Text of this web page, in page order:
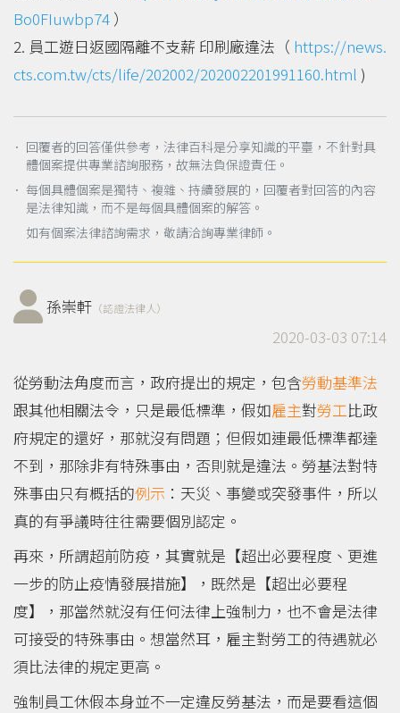
Bo0FIuwbp74 ）
2. 員工遊日返國隔離不支薪 印刷廠違法（ https://news.
cts.com.tw/cts/life/202002/202002201991160.html )
． 回覆者的回答僅供參考，法律百科是分享知識的平臺，不針對具
體個案提供專業諮詢服務，故無法負保證責任。
． 每個具體個案是獨特、複雜、持續發展的，回覆者對回答的內容
是法律知識，而不是每個具體個案的解答。
如有個案法律諮詢需求，敬請洽詢專業律師。
孫崇軒 （認證法律人）
2020-03-03 07:14
從勞動法角度而言，政府提出的規定，包含勞動基準法
跟其他相關法令，只是最低標準，假如雇主對勞工比政
府規定的還好，那就沒有問題；但假如連最低標準都達
不到，那除非有特殊事由，否則就是違法。勞基法對特
殊事由只有概括的例示 ：天災、事變或突發事件，所以
真的有爭議時往往需要個別認定。
再來，所謂超前防疫，其實就是【超出必要程度、更進
一步的防止疫情發展措施】，既然是【超出必要程
度】，那當然就沒有任何法律上強制力，也不會是法律
可接受的特殊事由。想當然耳，雇主對勞工的待遇就必
須比法律的規定更高。
強制員工休假本身並不一定違反勞基法，而是要看這個